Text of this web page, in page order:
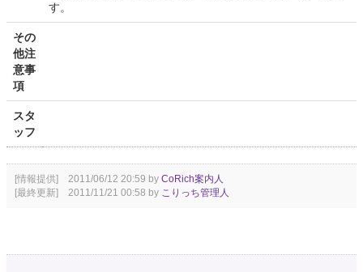
す。
その
他注
意事
項
スタ
ッフ
[情報提供] 2011/06/12 20:59 by CoRich案内人
[最終更新] 2011/11/21 00:58 by こりっち管理人